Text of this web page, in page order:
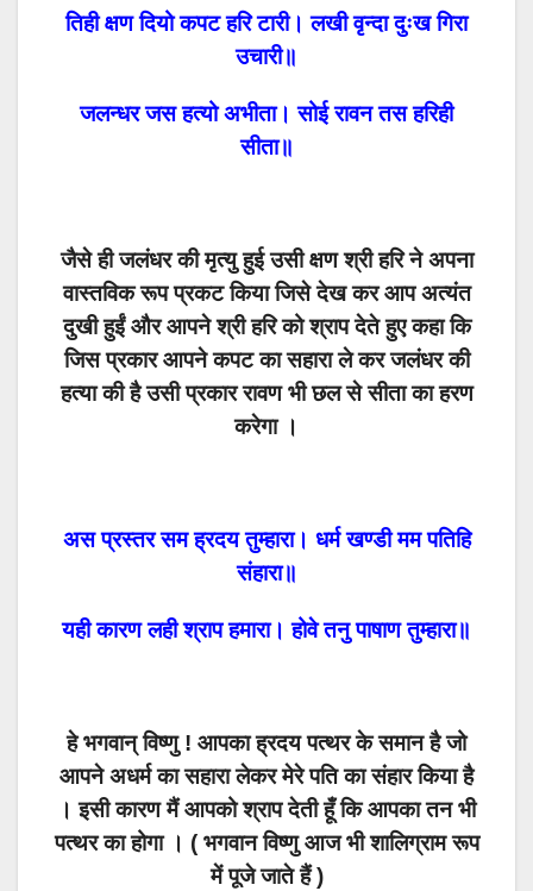
तिही क्षण दियो कपट हरि टारी। लखी वृन्दा दुःख गिरा
उचारी॥
जलन्धर जस हत्यो अभीता। सोई रावन तस हरिही
सीता॥
जैसे ही जलंधर की मृत्यु हुई उसी क्षण श्री हरि ने अपना
वास्तविक रूप प्रकट किया जिसे देख कर आप अत्यंत
दुखी हुईं और आपने श्री हरि को श्राप देते हुए कहा कि
जिस प्रकार आपने कपट का सहारा ले कर जलंधर की
हत्या की है उसी प्रकार रावण भी छल से सीता का हरण
करेगा ।
अस प्रस्तर सम ह्रदय तुम्हारा। धर्म खण्डी मम पतिहि
संहारा॥
यही कारण लही श्राप हमारा। होवे तनु पाषाण तुम्हारा॥
हे भगवान् विष्णु ! आपका ह्रदय पत्थर के समान है जो
आपने अधर्म का सहारा लेकर मेरे पति का संहार किया है
। इसी कारण मैं आपको श्राप देतीहूँकि आपका तन भी
पत्थर का होगा । ( भगवान विष्णु आज भी शालिग्राम रूप
में पूजे जाते हैं )